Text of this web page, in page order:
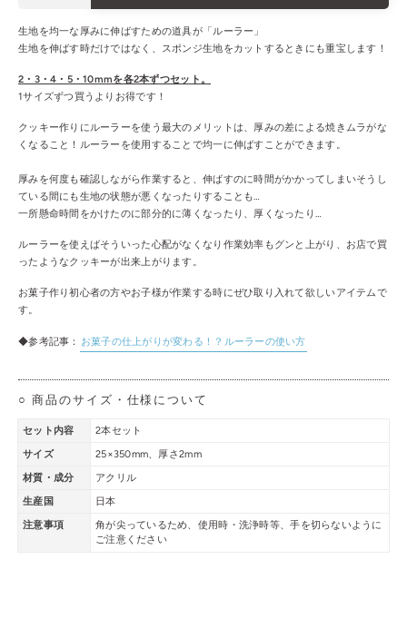
生地を均一な厚みに伸ばすための道具が「ルーラー」
生地を伸ばす時だけではなく、スポンジ生地をカットするときにも重宝します！
2・3・4・5・10mmを各2本ずつセット。
1サイズずつ買うよりお得です！
クッキー作りにルーラーを使う最大のメリットは、厚みの差による焼きムラがな
くなること！ルーラーを使用することで均一に伸ばすことができます。
厚みを何度も確認しながら作業すると、伸ばすのに時間がかかってしまいそうし
ている間にも生地の状態が悪くなったりすることも…
一所懸命時間をかけたのに部分的に薄くなったり、厚くなったり…
ルーラーを使えばそういった心配がなくなり作業効率もグンと上がり、お店で買
ったようなクッキーが出来上がります。
お菓子作り初心者の方やお子様が作業する時にぜひ取り入れて欲しいアイテムで
す。
◆参考記事： お菓子の仕上がりが変わる！？ルーラーの使い方
○ 商品のサイズ・仕様について
セット内容
2本セット
サイズ
25×350mm、厚さ2mm
材質・成分
アクリル
生産国
日本
注意事項
角が尖っているため、使用時・洗浄時等、手を切らないように
ご注意ください